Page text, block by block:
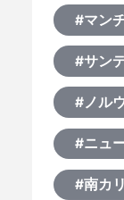
#マン
#サン
#ノル
#ニュ
#南カ